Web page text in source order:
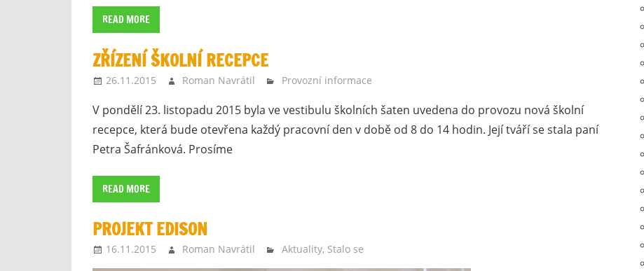
READ MORE
ZŘÍZENÍ ŠKOLNÍ RECEPCE
26.11.2015 Roman Navrátil Provozní informace
V pondělí 23. listopadu 2015 byla ve vestibulu školních šaten uvedena do provozu nová školní
recepce, která bude otevřena každý pracovní den v době od 8 do 14 hodin. Její tváří se stala paní
Petra Šafránková. Prosíme
READ MORE
PROJEKT EDISON
16.11.2015 Roman Navrátil Aktuality, Stalo se